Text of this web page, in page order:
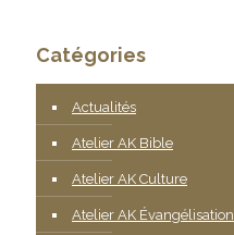
Catégories
Actualités
Atelier AK Bible
Atelier AK Culture
Atelier AK Évangélisation